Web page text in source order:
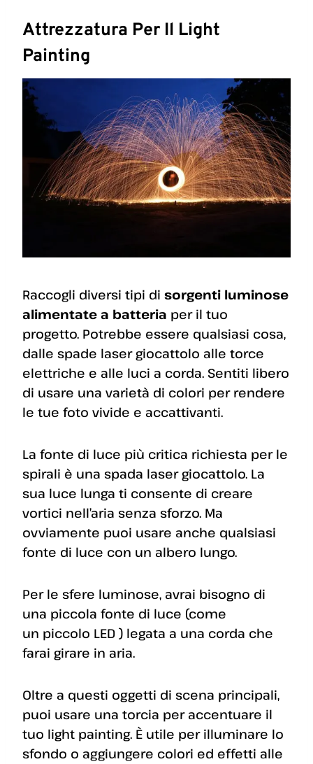
Attrezzatura Per Il Light
Painting
Raccogli diversi tipi di sorgenti luminose
alimentate a batteria per il tuo
progetto. Potrebbe essere qualsiasi cosa,
dalle spade laser giocattolo alle torce
elettriche e alle luci a corda. Sentiti libero
di usare una varietà di colori per rendere
le tue foto vivide e accattivanti.
La fonte di luce più critica richiesta per le
spirali è una spada laser giocattolo. La
sua luce lunga ti consente di creare
vortici nell’aria senza sforzo. Ma
ovviamente puoi usare anche qualsiasi
fonte di luce con un albero lungo.
Per le sfere luminose, avrai bisogno di
una piccola fonte di luce (come
un piccolo LED ) legata a una corda che
farai girare in aria.
Oltre a questi oggetti di scena principali,
puoi usare una torcia per accentuare il
tuo light painting. È utile per illuminare lo
sfondo o aggiungere colori ed effetti alle